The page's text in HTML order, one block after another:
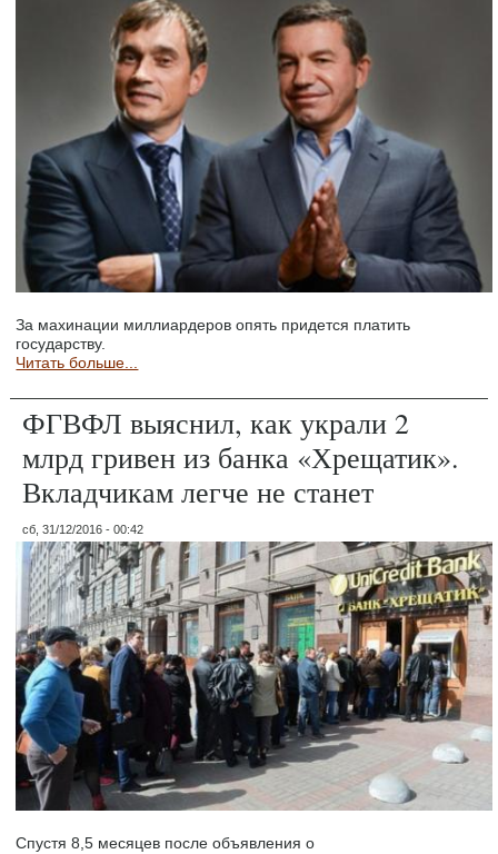
За махинации миллиардеров опять придется платить
государству.
Читать больше...
ФГВФЛ выяснил, как украли 2
млрд гривен из банка «Хрещатик».
Вкладчикам легче не станет
сб, 31/12/2016 - 00:42
Спустя 8,5 месяцев после объявления о